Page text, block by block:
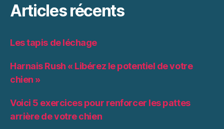
Articles récents
Les tapis de léchage
Harnais Rush « Libérez le potentiel de votre
chien »
Voici 5 exercices pour renforcer les pattes
arrière de votre chien